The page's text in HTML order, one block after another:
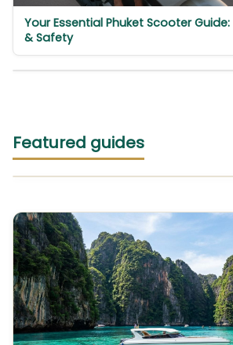
Your Essential Phuket Scooter
& Safety
Featured guides